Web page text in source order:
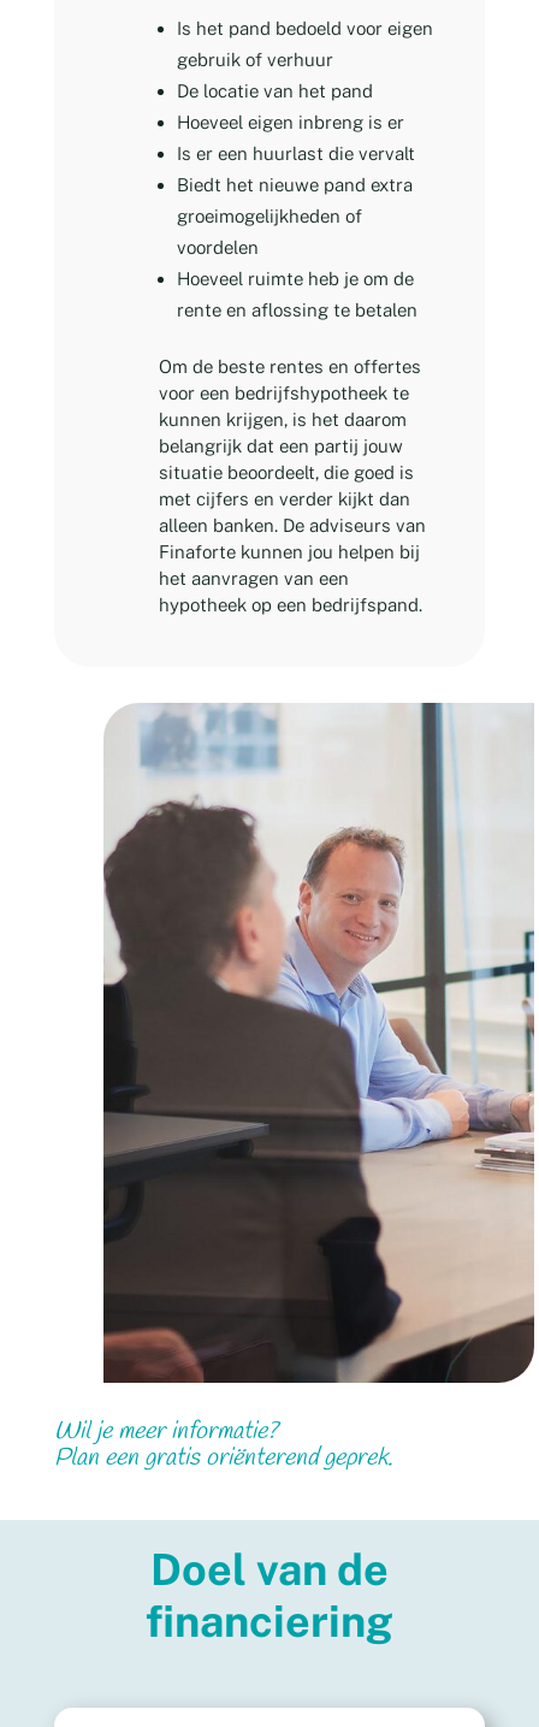
Is het pand bedoeld voor eigen
gebruik of verhuur
De locatie van het pand
Hoeveel eigen inbreng is er
Is er een huurlast die vervalt
Biedt het nieuwe pand extra
groeimogelijkheden of
voordelen
Hoeveel ruimte heb je om de
rente en aflossing te betalen
Om de beste rentes en offertes
voor een bedrijfshypotheek te
kunnen krijgen, is het daarom
belangrijk dat een partij jouw
situatie beoordeelt, die goed is
met cijfers en verder kijkt dan
alleen banken. De adviseurs van
Finaforte kunnen jou helpen bij
het aanvragen van een
hypotheek op een bedrijfspand.
Wil je meer informatie?
Plan een gratis oriënterend geprek.
Doel van de
financiering